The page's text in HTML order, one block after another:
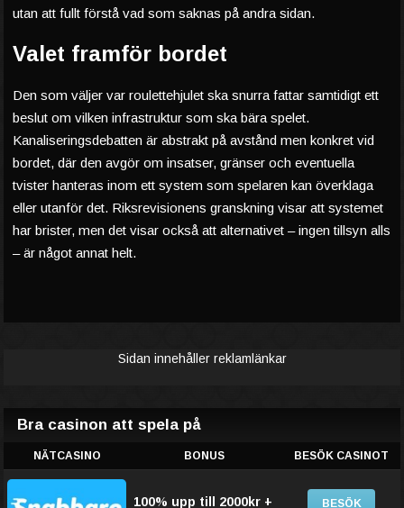
utan att fullt förstå vad som saknas på andra sidan.
Valet framför bordet
Den som väljer var roulettehjulet ska snurra fattar samtidigt ett
beslut om vilken infrastruktur som ska bära spelet.
Kanaliseringsdebatten är abstrakt på avstånd men konkret vid
bordet, där den avgör om insatser, gränser och eventuella
tvister hanteras inom ett system som spelaren kan överklaga
eller utanför det. Riksrevisionens granskning visar att systemet
har brister, men det visar också att alternativet – ingen tillsyn alls
– är något annat helt.
Sidan innehåller reklamlänkar
Bra casinon att spela på
NÄTCASINO BONUS BESÖK CASINOT
100% upp till 2000kr +
BESÖK